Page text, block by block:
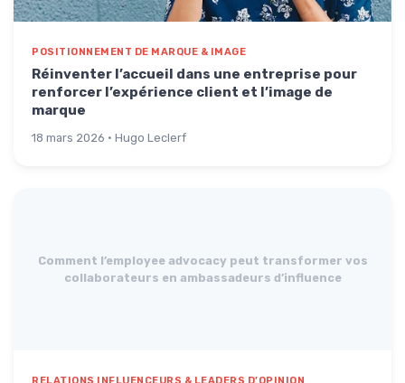
POSITIONNEMENT DE MARQUE & IMAGE
Réinventer l’accueil dans une entreprise pour
renforcer l’expérience client et l’image de
marque
18 mars 2026 · Hugo Leclerf
Comment l’employee advocacy peut transformer vos
collaborateurs en ambassadeurs d’influence
RELATIONS INFLUENCEURS & LEADERS D’OPINION